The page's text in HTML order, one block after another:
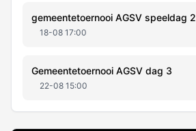
gemeentetoernooi AGSV speeldag 2
18-08 17:00
Gemeentetoernooi AGSV dag 3
22-08 15:00